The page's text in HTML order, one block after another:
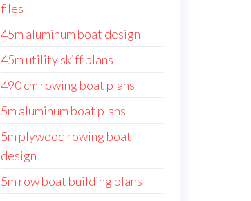
files
45m aluminum boat design
45m utility skiff plans
490 cm rowing boat plans
5m aluminum boat plans
5m plywood rowing boat
design
5m row boat building plans